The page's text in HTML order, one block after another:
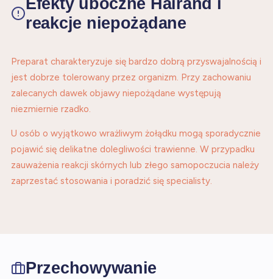
reakcje niepożądane
Preparat charakteryzuje się bardzo dobrą przyswajalnością i
jest dobrze tolerowany przez organizm. Przy zachowaniu
zalecanych dawek objawy niepożądane występują
niezmiernie rzadko.
U osób o wyjątkowo wrażliwym żołądku mogą sporadycznie
pojawić się delikatne dolegliwości trawienne. W przypadku
zauważenia reakcji skórnych lub złego samopoczucia należy
zaprzestać stosowania i poradzić się specialisty.
Przechowywanie